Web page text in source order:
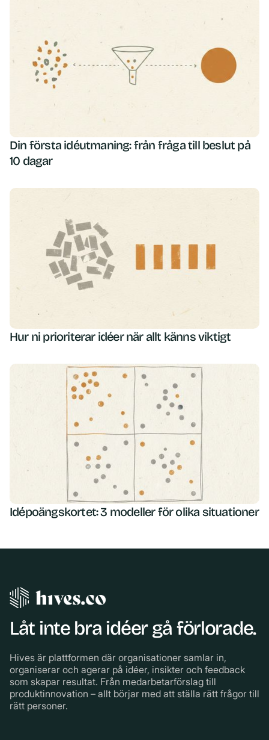
Din första idéutmaning: från fråga till beslut på
10 dagar
Hur ni prioriterar idéer när allt känns viktigt
Idépoängskortet: 3 modeller för olika situationer
Låt inte bra idéer gå förlorade.
Hives är plattformen där organisationer samlar in,
organiserar och agerar på idéer, insikter och feedback
som skapar resultat. Från medarbetarförslag till
produktinnovation – allt börjar med att ställa rätt frågor till
rätt personer.